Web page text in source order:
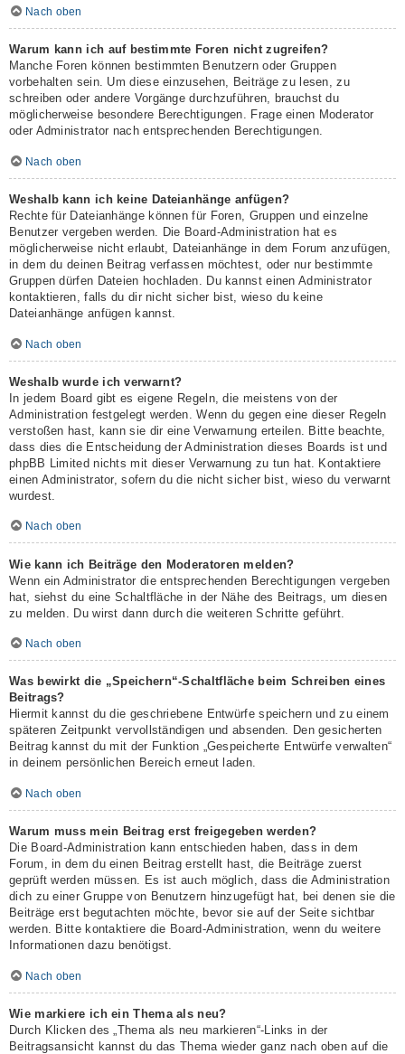
Nach oben
Warum kann ich auf bestimmte Foren nicht zugreifen?
Manche Foren können bestimmten Benutzern oder Gruppen
vorbehalten sein. Um diese einzusehen, Beiträge zu lesen, zu
schreiben oder andere Vorgänge durchzuführen, brauchst du
möglicherweise besondere Berechtigungen. Frage einen Moderator
oder Administrator nach entsprechenden Berechtigungen.
Nach oben
Weshalb kann ich keine Dateianhänge anfügen?
Rechte für Dateianhänge können für Foren, Gruppen und einzelne
Benutzer vergeben werden. Die Board-Administration hat es
möglicherweise nicht erlaubt, Dateianhänge in dem Forum anzufügen,
in dem du deinen Beitrag verfassen möchtest, oder nur bestimmte
Gruppen dürfen Dateien hochladen. Du kannst einen Administrator
kontaktieren, falls du dir nicht sicher bist, wieso du keine
Dateianhänge anfügen kannst.
Nach oben
Weshalb wurde ich verwarnt?
In jedem Board gibt es eigene Regeln, die meistens von der
Administration festgelegt werden. Wenn du gegen eine dieser Regeln
verstoßen hast, kann sie dir eine Verwarnung erteilen. Bitte beachte,
dass dies die Entscheidung der Administration dieses Boards ist und
phpBB Limited nichts mit dieser Verwarnung zu tun hat. Kontaktiere
einen Administrator, sofern du die nicht sicher bist, wieso du verwarnt
wurdest.
Nach oben
Wie kann ich Beiträge den Moderatoren melden?
Wenn ein Administrator die entsprechenden Berechtigungen vergeben
hat, siehst du eine Schaltfläche in der Nähe des Beitrags, um diesen
zu melden. Du wirst dann durch die weiteren Schritte geführt.
Nach oben
Was bewirkt die „Speichern“-Schaltfläche beim Schreiben eines
Beitrags?
Hiermit kannst du die geschriebene Entwürfe speichern und zu einem
späteren Zeitpunkt vervollständigen und absenden. Den gesicherten
Beitrag kannst du mit der Funktion „Gespeicherte Entwürfe verwalten“
in deinem persönlichen Bereich erneut laden.
Nach oben
Warum muss mein Beitrag erst freigegeben werden?
Die Board-Administration kann entschieden haben, dass in dem
Forum, in dem du einen Beitrag erstellt hast, die Beiträge zuerst
geprüft werden müssen. Es ist auch möglich, dass die Administration
dich zu einer Gruppe von Benutzern hinzugefügt hat, bei denen sie die
Beiträge erst begutachten möchte, bevor sie auf der Seite sichtbar
werden. Bitte kontaktiere die Board-Administration, wenn du weitere
Informationen dazu benötigst.
Nach oben
Wie markiere ich ein Thema als neu?
Durch Klicken des „Thema als neu markieren“-Links in der
Beitragsansicht kannst du das Thema wieder ganz nach oben auf die